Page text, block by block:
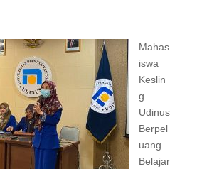
Mahas
iswa
Keslin
g
Udinus
Berpel
uang
Belajar